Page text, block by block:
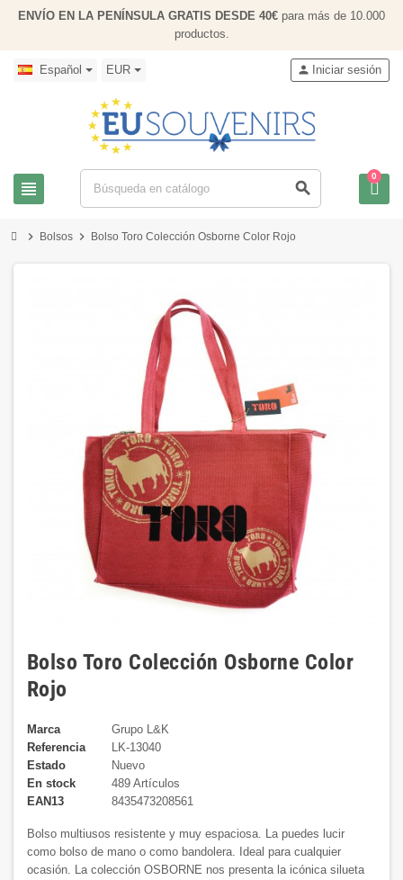
ENVÍO EN LA PENÍNSULA GRATIS DESDE 40€ para más de 10.000
productos.
Español EUR
view_headline search
person Iniciar sesión
0
chevron_right Bolsos chevron_right Bolso Toro Colección Osborne Color Rojo
Bolso Toro Colección Osborne Color
Rojo
Marca
Grupo L&K
Referencia
LK-13040
Estado
Nuevo
En stock
489 Artículos
EAN13
8435473208561
Bolso multiusos resistente y muy espaciosa. La puedes lucir
como bolso de mano o como bandolera. Ideal para cualquier
ocasión. La colección OSBORNE nos presenta la icónica silueta